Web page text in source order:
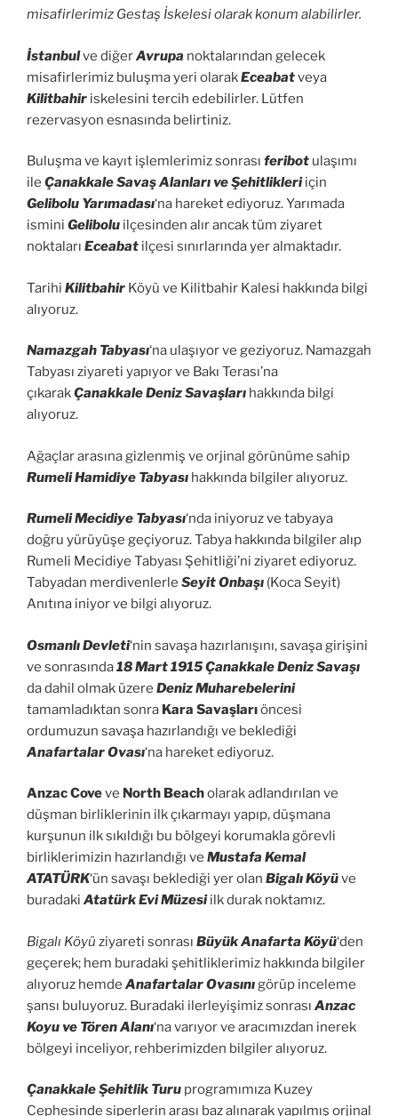
misafirlerimiz Gestaş İskelesi olarak konum alabilirler.
İstanbulve diğerAvrupa noktalarından gelecek
misafirlerimiz buluşma yeri olarakEceabatveya
Kilitbahir iskelesini tercih edebilirler. Lütfen
rezervasyon esnasında belirtiniz.
Buluşma ve kayıt işlemlerimiz sonrası feribot ulaşımı
ile Çanakkale Savaş Alanları ve Şehitlikleriiçin
Gelibolu Yarımadası‘na hareket ediyoruz. Yarımada
ismini Gelibolu ilçesinden alır ancak tüm ziyaret
noktaları Eceabat ilçesi sınırlarında yer almaktadır.
Tarihi Kilitbahir Köyü ve Kilitbahir Kalesi hakkında bilgi
alıyoruz.
Namazgah Tabyası‘na ulaşıyor ve geziyoruz. Namazgah
Tabyası ziyareti yapıyor ve Bakı Terası’na
çıkarakÇanakkale Deniz Savaşları hakkında bilgi
alıyoruz.
Ağaçlar arasına gizlenmiş ve orjinal görünüme sahip
Rumeli Hamidiye Tabyası hakkında bilgiler alıyoruz.
Rumeli Mecidiye Tabyası‘nda iniyoruz ve tabyaya
doğru yürüyüşe geçiyoruz. Tabya hakkında bilgiler alıp
Rumeli Mecidiye Tabyası Şehitliği’ni ziyaret ediyoruz.
Tabyadan merdivenlerle Seyit Onbaşı (Koca Seyit)
Anıtına iniyor ve bilgi alıyoruz.
Osmanlı Devleti‘nin savaşa hazırlanışını, savaşa girişini
ve sonrasında18 Mart 1915 Çanakkale Deniz Savaşı
da dahil olmak üzere Deniz Muharebelerini
tamamladıktan sonra Kara Savaşlarıöncesi
ordumuzun savaşa hazırlandığı ve beklediği
Anafartalar Ovası‘na hareket ediyoruz.
Anzac Coveve North Beacholarak adlandırılan ve
düşman birliklerinin ilk çıkarmayı yapıp, düşmana
kurşunun ilk sıkıldığı bu bölgeyi korumakla görevli
birliklerimizin hazırlandığı ve Mustafa Kemal
ATATÜRK‘ün savaşı beklediği yer olan Bigalı Köyüve
buradaki Atatürk Evi Müzesiilk durak noktamız.
Bigalı Köyü ziyareti sonrası Büyük Anafarta Köyü‘den
geçerek; hem buradaki şehitliklerimiz hakkında bilgiler
alıyoruz hemde Anafartalar Ovasınıgörüp inceleme
şansı buluyoruz. Buradaki ilerleyişimiz sonrası Anzac
Koyu ve Tören Alanı‘na varıyor ve aracımızdan inerek
bölgeyi inceliyor, rehberimizden bilgiler alıyoruz.
Çanakkale Şehitlik Turu programımıza Kuzey
Cephesinde siperlerin arası baz alınarak yapılmış orjinal